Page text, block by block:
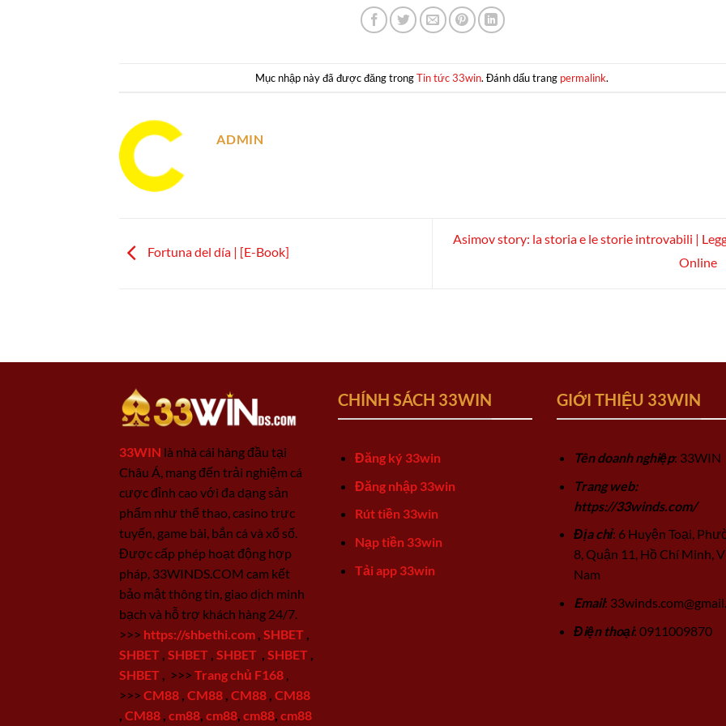
Mục nhập này đã được đăng trongTin tức 33win. Đánh dấu trang permalink.
ADMIN
Fortuna del día | [E-Book]
Asimov story: la storia e le storie introvabili |
Online
33WIN là nhà cái hàng đầu tại
Châu Á, mang đến trải nghiệm cá
cược đỉnh cao với đa dạng sản
phẩm như thể thao, casino trực
tuyến, game bài, bắn cá và xổ số.
Được cấp phép hoạt động hợp
pháp, 33WINDS.COM cam kết
bảo mật thông tin, giao dịch minh
bạch và hỗ trợ khách hàng 24/7.
>>> https://shbethi.com SHBET
SHBET SHBET SHBET SHBET
SHBET
>>> Trang chủ F168
>>> CM88 CM88 CM88 CM88
CM88 cm88 cm88 cm88 cm88
CHÍNH SÁCH 33WIN
Đăng ký 33win
Đăng nhập 33win
Rút tiền 33win
Nạp tiền 33win
Tải app 33win
GIỚI THIỆU 33WIN
Tên doanh nghiệp: 33WIN
Trang web:
https://33winds.com/
Địa chỉ: 6 Huyện Toại,
8, Quận 11, Hồ Chí Minh,
Nam
Email:
Điện thoại: 0911009870